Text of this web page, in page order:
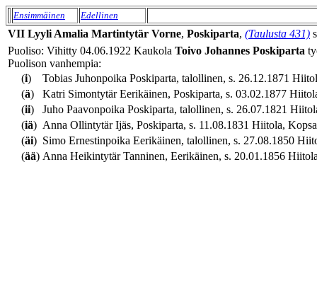
Ensimmäinen Edellinen
VII Lyyli Amalia Martintytär Vorne, Poskiparta, (Taulusta 431)
Puoliso: Vihitty 04.06.1922 Kaukola Toivo Johannes Poskiparta
Puolison vanhempia:
(i)
Tobias Juhonpoika Poskiparta, talollinen, s. 26.12.1871
(ä)
Katri Simontytär Eerikäinen, Poskiparta, s. 03.02.1877
(ii)
Juho Paavonpoika Poskiparta, talollinen, s. 26.07.1821
(iä) Anna Ollintytär Ijäs, Poskiparta, s. 11.08.1831 Hiitola,
(äi) Simo Ernestinpoika Eerikäinen, talollinen, s. 27.08.1850
(ää) Anna Heikintytär Tanninen, Eerikäinen, s. 20.01.1856